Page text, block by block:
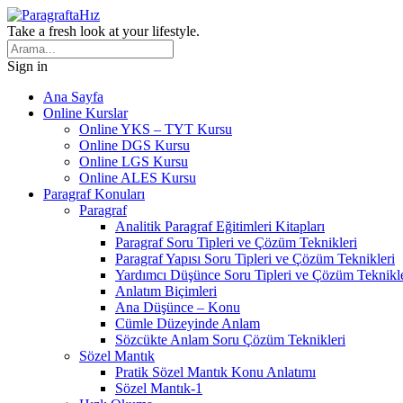
Take a fresh look at your lifestyle.
Sign in
Ana Sayfa
Online Kurslar
Online YKS – TYT Kursu
Online DGS Kursu
Online LGS Kursu
Online ALES Kursu
Paragraf Konuları
Paragraf
Analitik Paragraf Eğitimleri Kitapları
Paragraf Soru Tipleri ve Çözüm Teknikleri
Paragraf Yapısı Soru Tipleri ve Çözüm Teknikleri
Yardımcı Düşünce Soru Tipleri ve Çözüm
Anlatım Biçimleri
Ana Düşünce – Konu
Cümle Düzeyinde Anlam
Sözcükte Anlam Soru Çözüm Teknikleri
Sözel Mantık
Pratik Sözel Mantık Konu Anlatımı
Sözel Mantık-1